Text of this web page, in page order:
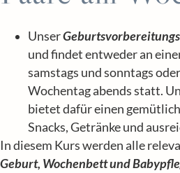
Unser
und findet entweder an
samstags und sonntags
Wochentag abends statt.
bietet dafür einen
Snacks, Getränke und
In diesem Kurs werden alle
Geburt, Wochenbett und